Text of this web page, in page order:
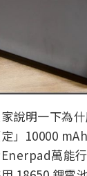
說明一下為
」10000
萬能